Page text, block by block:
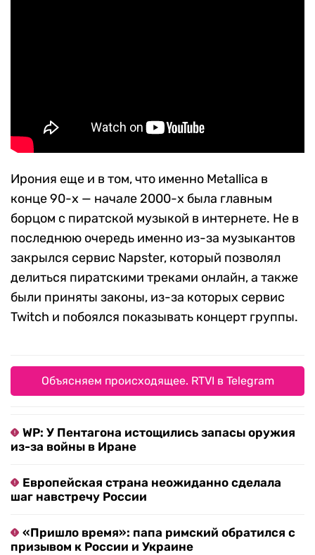
Ирония еще и в том, что именно Metallica в
конце 90-х — начале 2000-х была главным
борцом с пиратской музыкой в интернете. Не в
последнюю очередь именно из-за музыкантов
закрылся сервис Napster, который позволял
делиться пиратскими треками онлайн, а также
были приняты законы, из-за которых сервис
Twitch и побоялся показывать концерт группы.
Объясняем происходящее. RTVI в Telegram
WP: У Пентагона истощились запасы оружия
из-за войны в Иране
Европейская страна неожиданно сделала
шаг навстречу России
«Пришло время»: папа римский обратился с
призывом к России и Украине